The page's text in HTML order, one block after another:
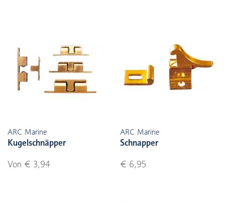
ARC Marine
Kugelschnäpper
Von € 3,94
ARC Marine
Schnapper
€ 6,95